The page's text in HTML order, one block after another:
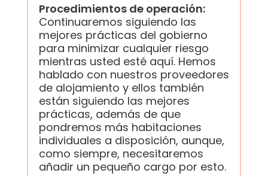
Procedimientos de operación:
Continuaremos siguiendo las
mejores prácticas del gobierno
para minimizar cualquier riesgo
mientras usted esté aquí. Hemos
hablado con nuestros proveedores
de alojamiento y ellos también
están siguiendo las mejores
prácticas, además de que
pondremos más habitaciones
individuales a disposición, aunque,
como siempre, necesitaremos
añadir un pequeño cargo por esto.